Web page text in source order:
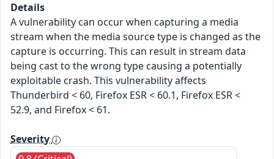
Details
A vulnerability can occur when capturing a media
stream when the media source type is changed as the
capture is occurring. This can result in stream data
being cast to the wrong type causing a potentially
exploitable crash. This vulnerability affects
Thunderbird < 60, Firefox ESR < 60.1, Firefox ESR <
52.9, and Firefox < 61.
Severity